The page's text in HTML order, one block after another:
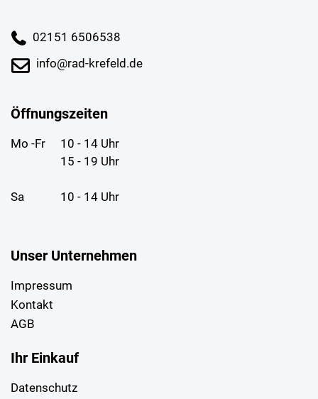
02151 6506538
info@rad-krefeld.de
Öffnungszeiten
Mo -Fr
10 - 14 Uhr
15 - 19 Uhr
Sa 10 - 14 Uhr
Unser Unternehmen
Impressum
Kontakt
AGB
Ihr Einkauf
Datenschutz